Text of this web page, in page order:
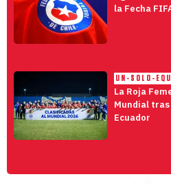
la Fecha
UN-SOLO-
La Roja
Mundial
Ecuador